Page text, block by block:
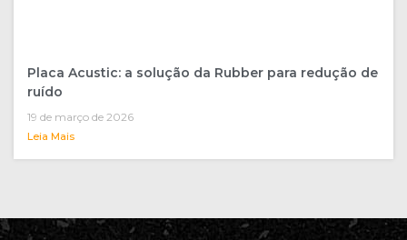
Placa Acustic: a solução da Rubber para redução de
ruído
19 de março de 2026
Leia Mais